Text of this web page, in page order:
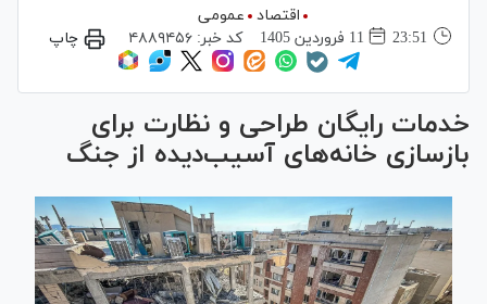
اقتصاد
عمومی
23:51
11 فروردين 1405 کد خبر: ۴۸۸۹۴۵۶ چاپ
خدمات رایگان طراحی و نظارت برای
بازسازی خانه‌های آسیب‌دیده از جنگ